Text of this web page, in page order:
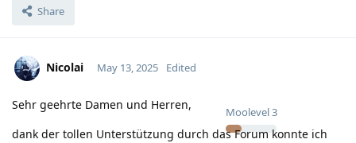
Share
Nicolai
Moolevel3
May 13, 2025 Edited
Sehr geehrte Damen und Herren,
dank der tollen Unterstützung durch das Forum konnte ich